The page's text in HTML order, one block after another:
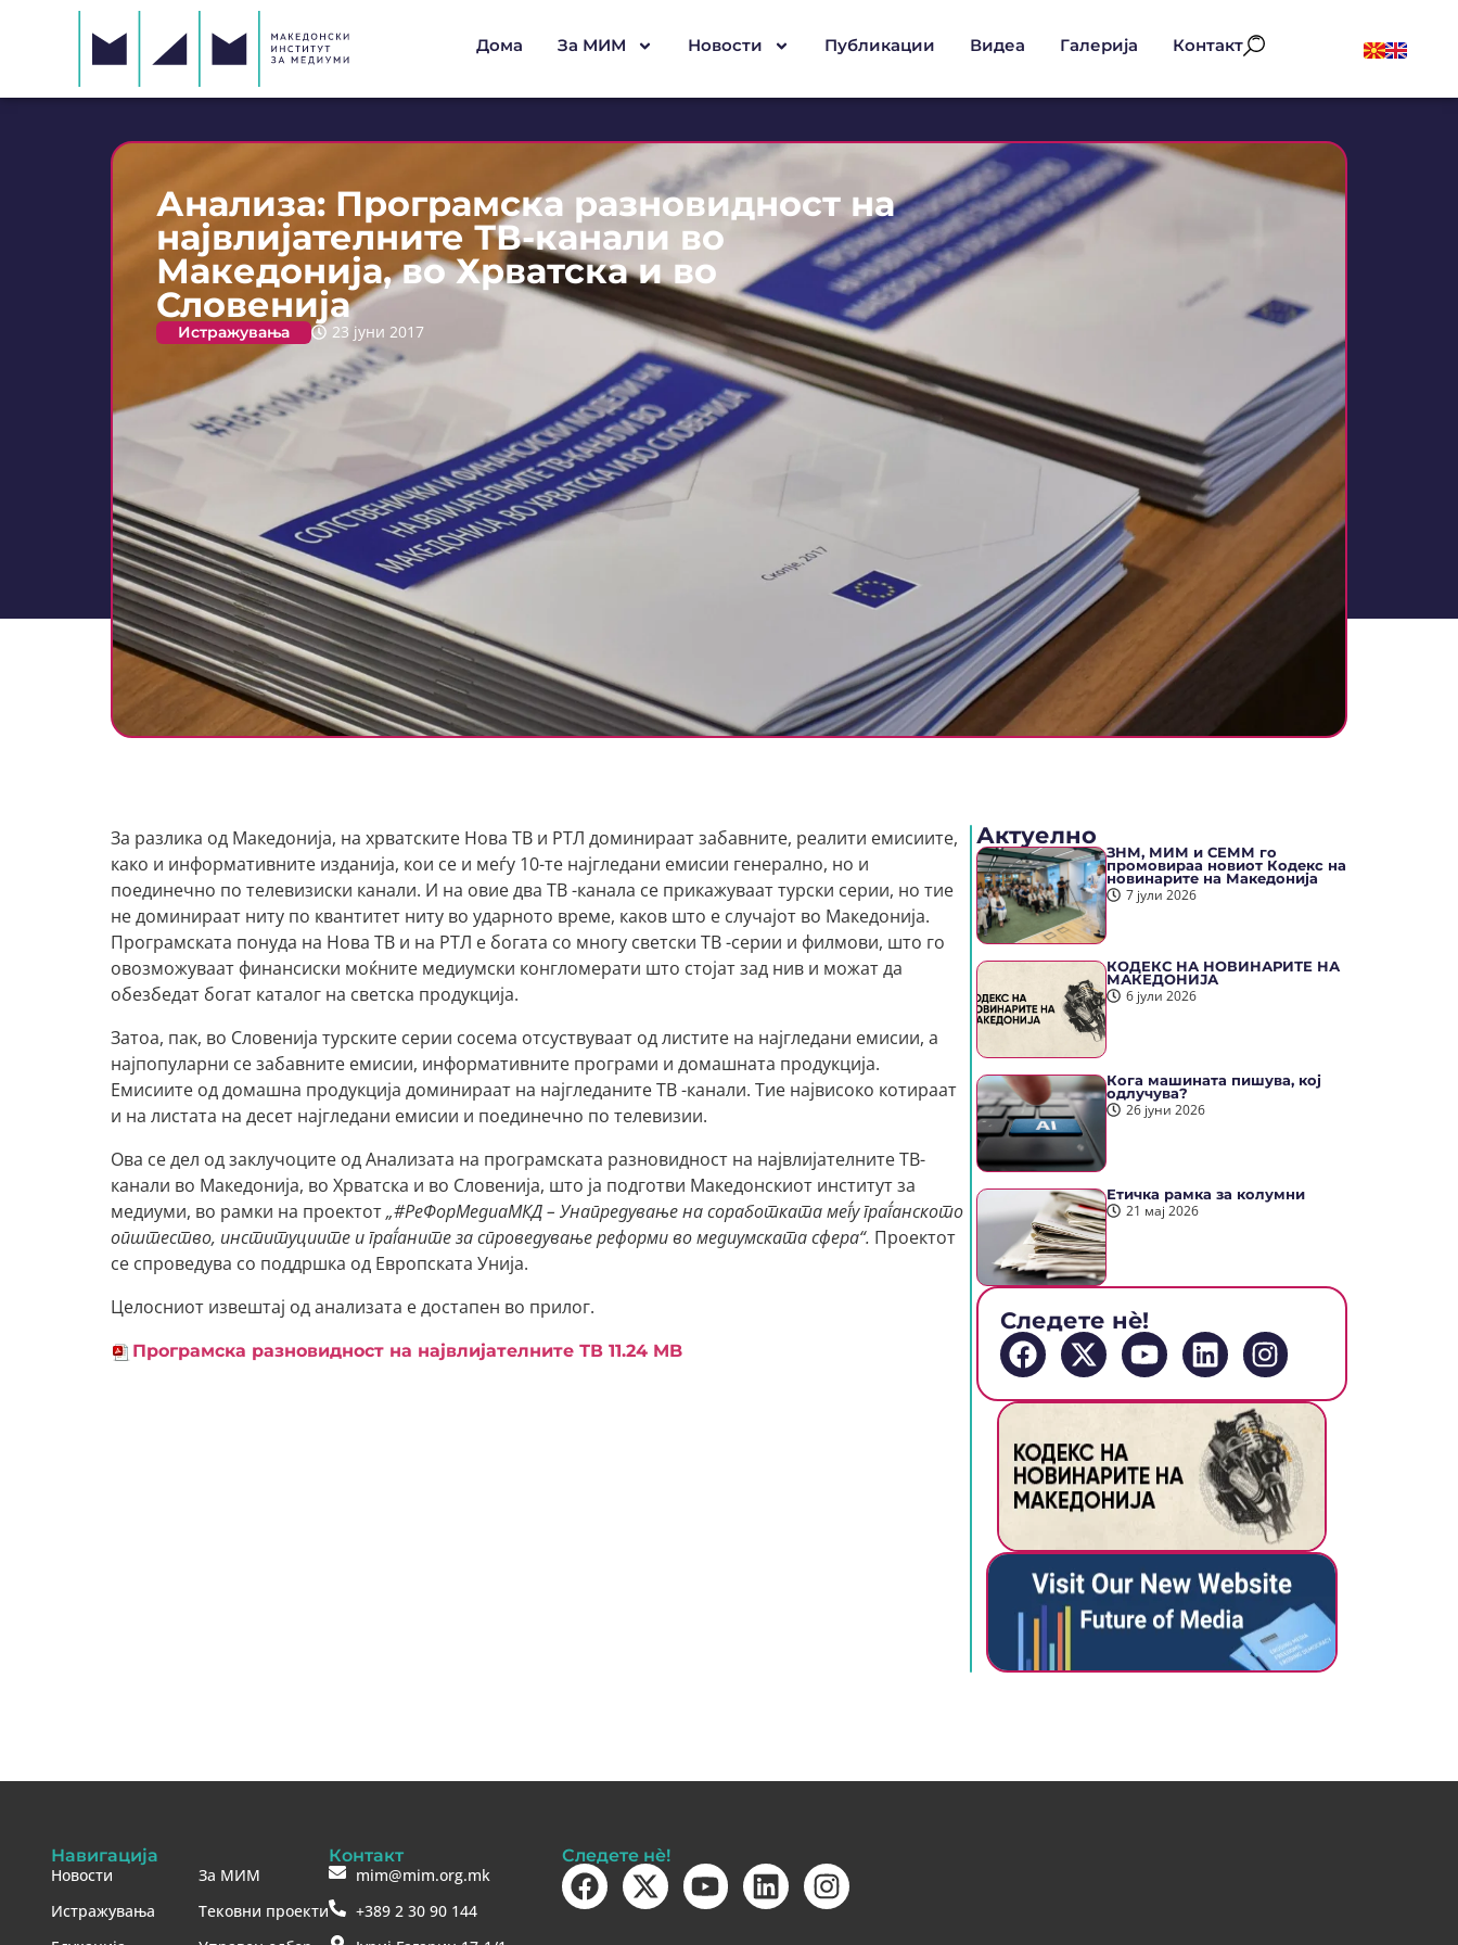
Дома За МИМ Новости Публикации Видеа Галерија Контакт
Анализа: Програмска разновидност на
највлијателните ТВ-канали во
Македонија, во Хрватска и во
Словенија
Истражувања 23 јуни 2017
За разлика од Македонија, на хрватските Нова ТВ и РТЛ доминираат забавните, реалити емисиите,
како и информативните изданија, кои се и меѓу 10-те најгледани емисии генерално, но и
поединечно по телевизиски канали. И на овие два ТВ -канала се прикажуваат турски серии, но тие
не доминираат ниту по квантитет ниту во ударното време, каков што е случајот во Македонија.
Програмската понуда на Нова ТВ и на РТЛ е богата со многу светски ТВ -серии и филмови, што го
овозможуваат финансиски моќните медиумски конгломерати што стојат зад нив и можат да
обезбедат богат каталог на светска продукција.
Затоа, пак, во Словенија турските серии сосема отсуствуваат од листите на најгледани емисии, а
најпопуларни се забавните емисии, информативните програми и домашната продукција.
Емисиите од домашна продукција доминираат на најгледаните ТВ -канали. Тие највисоко котираат
и на листата на десет најгледани емисии и поединечно по телевизии.
Ова се дел од заклучоците од Анализата на програмската разновидност на највлијателните ТВ-
канали во Македонија, во Хрватска и во Словенија, што ја подготви Македонскиот институт за
медиуми, во рамки на проектот„#РеФорМедиаМКД – Унапредување на соработката меѓу граѓанското
општество, институциите и граѓаните за спроведување реформи во медиумската сфера“. Проектот
се спроведува со поддршка од Европската Унија.
Целосниот извештај од анализата е достапен во прилог.
Програмска разновидност на највлијателните ТВ 11.24 MB
Актуелно
ЗНМ, МИМ и СЕММ го
промовираа новиот Кодекс на
новинарите на Македонија
7 јули 2026
КОДЕКС НА НОВИНАРИТЕ НА
МАКЕДОНИЈА
6 јули 2026
Кога машината пишува, кој
одлучува?
26 јуни 2026
Етичка рамка за колумни
21 мај 2026
Следете нè!
Навигација
Новости
Истражувања
За МИМ
Тековни проекти
Контакт
mim@mim.org.mk
+389 2 30 90 144
Следете нè!